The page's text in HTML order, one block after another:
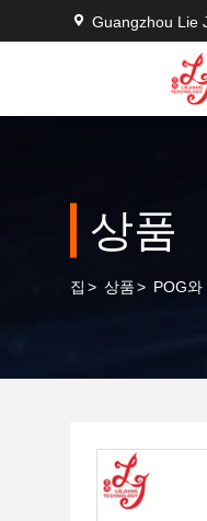
Guangzhou Lie
상품
집 > 상품> POG와